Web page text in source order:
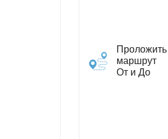
Проложить
маршрут
От и До